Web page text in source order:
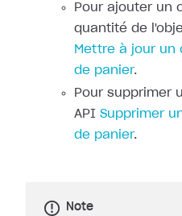
Pour ajouter un
quantité de
Mettre à jour un
de panier.
Pour supprimer
API Supprimer
de panier.
Note